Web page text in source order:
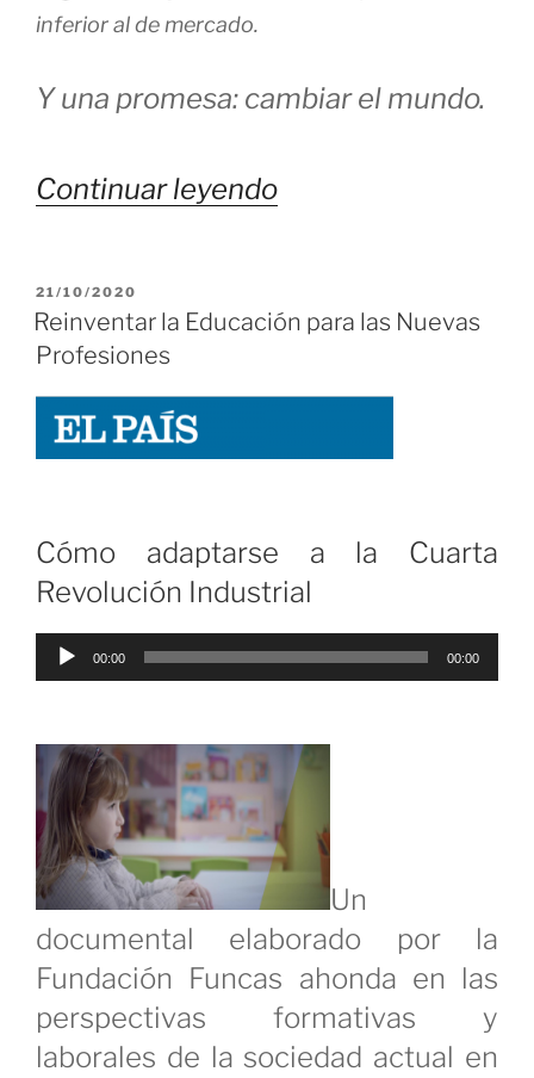
inferior al de mercado.
Y una promesa: cambiar el mundo.
Continuar leyendo«Barcelona
Futuro!»
PUBLICADO
EL
21/10/2020
Reinventar la Educación para las Nuevas
Profesiones
Cómo adaptarse a la Cuarta
Revolución Industrial
Reproductor
00:00 00:00
Un
documental elaborado por la
Fundación Funcas ahonda en las
perspectivas formativas y
laborales de la sociedad actual en